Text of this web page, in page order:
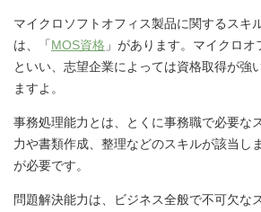
マイクロソフトオフィス製品に関するスキ
は、「MOS資格 」があります。マイクロ
といい、志望企業によっては資格取得が強
ますよ。
事務処理能力とは、とくに事務職で必要な
力や書類作成、整理などのスキルが該当し
が必要です。
問題解決能力は、ビジネス全般で不可欠な